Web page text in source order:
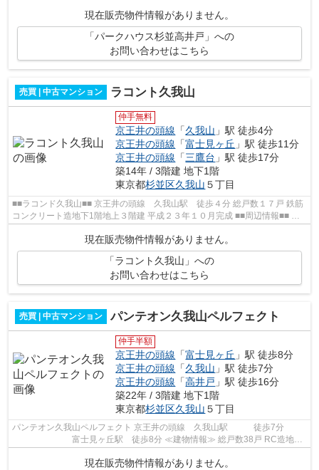
現在販売物件情報がありません。
「パークハウス杉並高井戸」への
お問い合わせはこちら
売買 | 中古マンション ラコント久我山
仲手無料
京王井の頭線 「久我山 」駅 徒歩4分
京王井の頭線 「富士見ヶ丘 」駅 徒歩11分
京王井の頭線 「三鷹台 」駅 徒歩17分
築14年 / 3階建 地下1階
東京都杉並区久我山 ５丁目
■■ラコンド久我山■■ 京王井の頭線 久我山駅 徒歩４分 総戸数１７戸 鉄筋
コンクリート造地下1階地上３階建 平成２３年１０月完成 ■■周辺情報■■ フ
ァミリマート くすりのセイジョ...
現在販売物件情報がありません。
「ラコント久我山」への
お問い合わせはこちら
売買 | 中古マンション パンテオン久我山ペルフェクト
仲手半額
京王井の頭線 「富士見ヶ丘 」駅 徒歩8分
京王井の頭線 「久我山 」駅 徒歩7分
京王井の頭線 「高井戸 」駅 徒歩16分
築22年 / 3階建 地下1階
東京都杉並区久我山 ５丁目
パンテオン久我山ペルフェクト 京王井の頭線 久我山駅 徒歩7分
富士見ヶ丘駅 徒歩8分 ≪建物情報≫ 総戸数38戸 RC造地上
現在販売物件情報がありません。